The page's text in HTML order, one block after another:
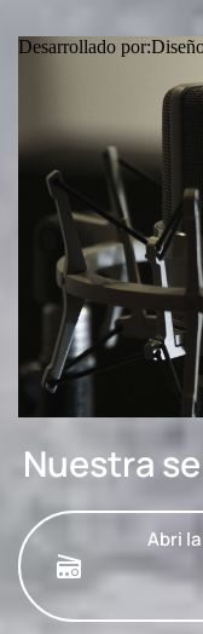
Nuestra
Abri